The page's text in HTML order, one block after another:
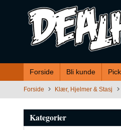
innholdet
Forside Bli kunde
Forside Klær, Hjelmer & Stasj
Kategorier